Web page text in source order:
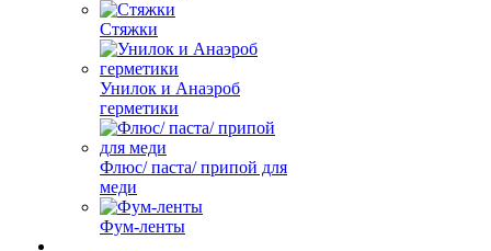
Стяжки
Унилок и Анаэроб
герметики
Флюс/ паста/ припой для
меди
Фум-ленты